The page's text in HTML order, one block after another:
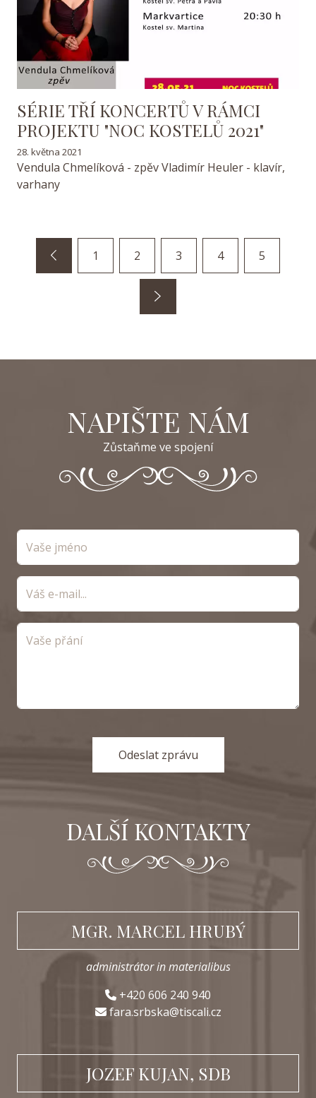
SÉRIE TŘÍ KONCERTŮ V RÁMCI
PROJEKTU "NOC KOSTELŮ 2021"
28. května 2021
Vendula Chmelíková - zpěv Vladimír Heuler - klavír,
varhany
1 2 3 4 5
NAPIŠTE NÁM
Zůstaňme ve spojení
Vaše jméno
Váš e-mail
Vaše zpráva
Odeslat zprávu
DALŠÍ KONTAKTY
MGR. MARCEL HRUBÝ
administrátor in materialibus
+420 606 240 940
fara.srbska@tiscali.cz
JOZEF KUJAN, SDB